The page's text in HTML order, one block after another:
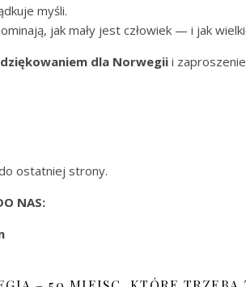
myśli.
jak mały jest człowiek — i jak
dla Norwegii i
ostatniej strony.
NAS: